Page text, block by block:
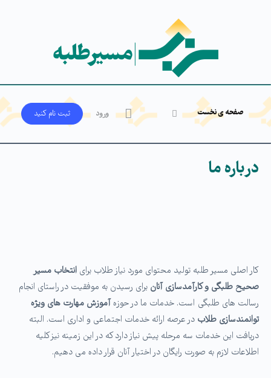
صفحه ی نخست ورود ثبت‌ نام کنید
درباره ما
کار اصلی مسیر طلبه تولید محتوای مورد نیاز طلاب برای انتخاب مسیر
صحیح طلبگی و کارآمدسازی آنان برای رسیدن به موفقیت در راستای انجام
رسالت های طلبگی است. خدمات ما در حوزهآموزش مهارت های ویژه
توانمندسازی طلاب در عرصه ارائه خدمات اجتماعی و اداری است. البته
دریافت این خدمات سه مرحله پیش نیاز دارد که در این زمینه نیز کلیه
اطلاعات لازم به صورت رایگان در اختیار آنان قرار داده می دهیم.